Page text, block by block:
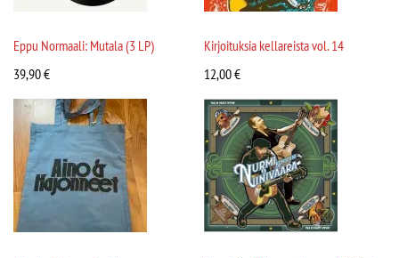
Eppu Normaali: Mutala (3 LP)
39,90€
Kirjoituksia kellareista vol. 14
12,00€